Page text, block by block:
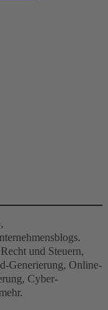
und Steuern,
Generierung, Online-
Cyber-